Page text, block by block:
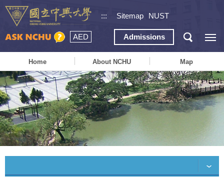
::: Sitemap NUST
AED Admissions
Home About NCHU Map